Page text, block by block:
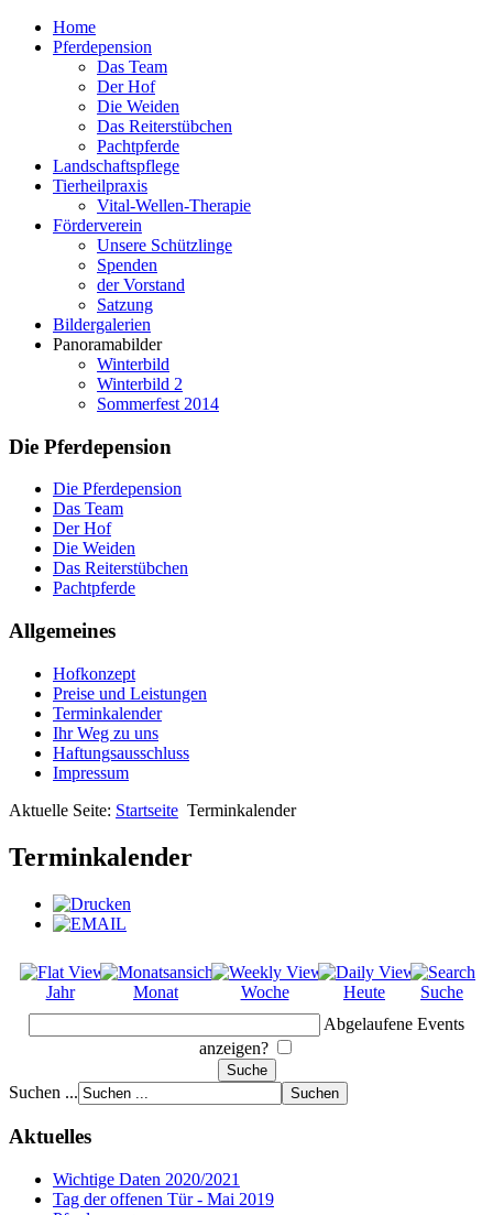
Home
Pferdepension
Das Team
Der Hof
Die Weiden
Das Reiterstübchen
Pachtpferde
Landschaftspflege
Tierheilpraxis
Vital-Wellen-Therapie
Förderverein
Unsere Schützlinge
Spenden
der Vorstand
Satzung
Bildergalerien
Panoramabilder
Winterbild
Winterbild 2
Sommerfest 2014
Die Pferdepension
Die Pferdepension
Das Team
Der Hof
Die Weiden
Das Reiterstübchen
Pachtpferde
Allgemeines
Hofkonzept
Preise und Leistungen
Terminkalender
Ihr Weg zu uns
Haftungsausschluss
Impressum
Aktuelle Seite: Startseite Terminkalender
Terminkalender
Jahr Monat Woche Heute
Suche
Abgelaufene Events
anzeigen?
Suchen ...
Aktuelles
Wichtige Daten 2020/2021
Tag der offenen Tür - Mai 2019